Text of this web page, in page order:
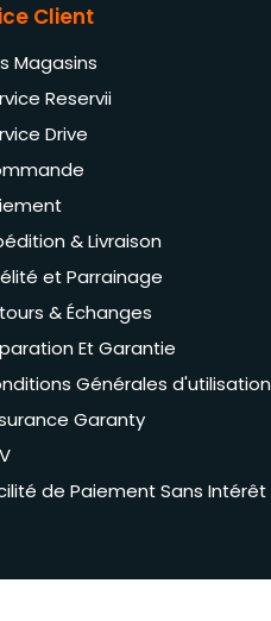
Client
Magasins
Reservii
Drive
& Livraison
et Parrainage
& Échanges
Et Garantie
Générales d'utilisation
Garanty
de Paiement Sans Intérêt